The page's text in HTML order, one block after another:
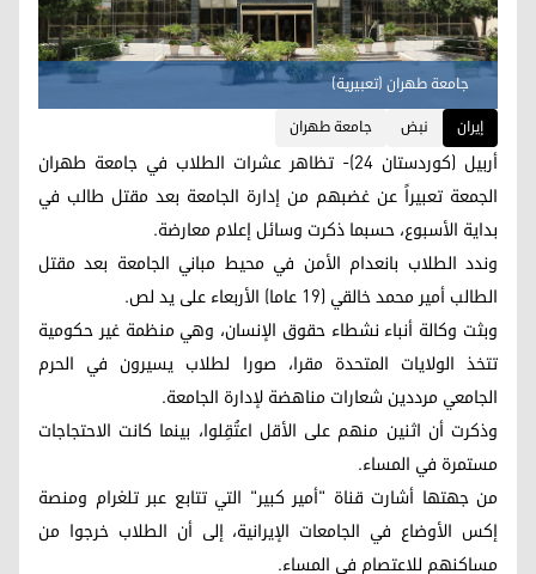
جامعة طهران (تعبيرية)
إيران
نبض جامعة طهران
أربيل (كوردستان 24)- تظاهر عشرات الطلاب في جامعة طهران
الجمعة تعبيراً عن غضبهم من إدارة الجامعة بعد مقتل طالب في
بداية الأسبوع، حسبما ذكرت وسائل إعلام معارضة.
وندد الطلاب بانعدام الأمن في محيط مباني الجامعة بعد مقتل
الطالب أمير محمد خالقي (19 عاما) الأربعاء على يد لص.
وبثت وكالة أنباء نشطاء حقوق الإنسان، وهي منظمة غير حكومية
تتخذ الولايات المتحدة مقرا، صورا لطلاب يسيرون في الحرم
الجامعي مرددين شعارات مناهضة لإدارة الجامعة.
وذكرت أن اثنين منهم على الأقل اعتُقِلوا، بينما كانت الاحتجاجات
مستمرة في المساء.
من جهتها أشارت قناة "أمير كبير" التي تتابع عبر تلغرام ومنصة
إكس الأوضاع في الجامعات الإيرانية، إلى أن الطلاب خرجوا من
مساكنهم للاعتصام في المساء.